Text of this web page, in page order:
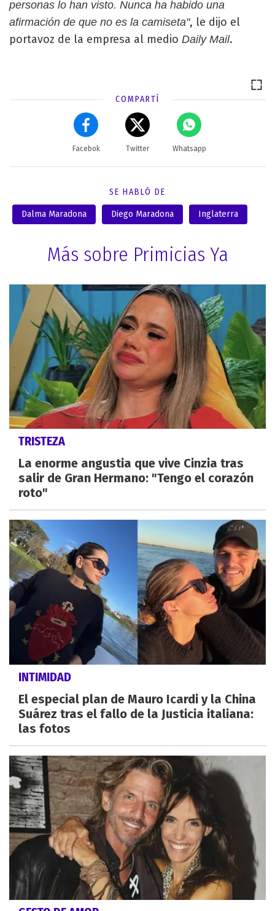
personas lo han visto. Nunca ha habido una
afirmación de que no es la camiseta", le dijo el
portavoz de la empresa al medio Daily Mail.
COMPARTÍ
Facebok Twitter Whatsapp
SE HABLÓ DE
Dalma Maradona Diego Maradona Inglaterra
Más sobre Primicias Ya
TRISTEZA
La enorme angustia que vive Cinzia tras
salir de Gran Hermano: "Tengo el corazón
roto"
INTIMIDAD
El especial plan de Mauro Icardi y la China
Suárez tras el fallo de la Justicia italiana:
las fotos